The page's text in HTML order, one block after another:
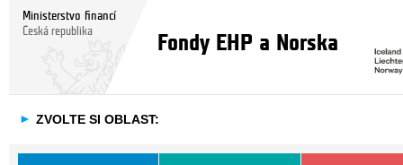
Ministerstvo financí
Česká republika
Fondy EHP a Norska
► ZVOLTE SI OBLAST: